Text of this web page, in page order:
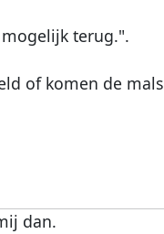
terug.".
of komen de mals
dan.